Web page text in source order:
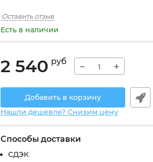
Оставить отзыв
Есть в наличии
2 540 руб − +
Добавить в корзину
Нашли дешевле? Снизим цену
Способы доставки
СДЭК